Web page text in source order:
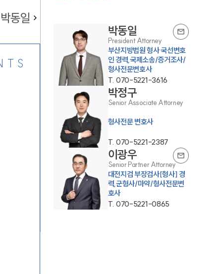
박동일
박동일
President Attorney
부산지방법원 형사 국선변호
인 경력,국제소송/증거조사/
형사전문변호사
T. 070-5221-3616
박정구
Senior Associate Attorney
형사전문 변호사
T. 070-5221-2387
이광우
Senior Partner Attorney
대전지검 부장검사[형사] 경
력,군형사/마약/형사전문변
호사
T. 070-5221-0865